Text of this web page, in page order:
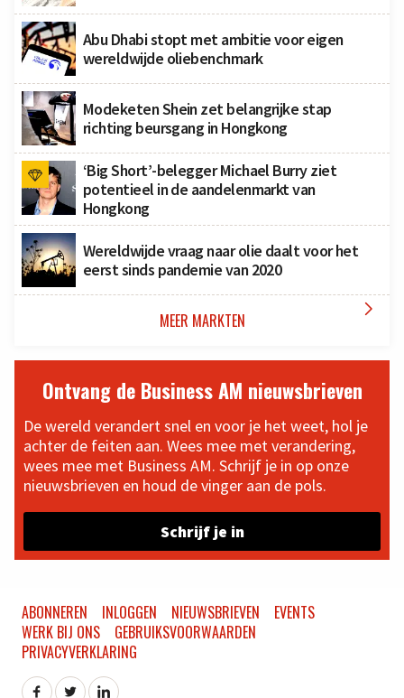
Abu Dhabi stopt met ambitie voor eigen
wereldwijde oliebenchmark
Modeketen Shein zet belangrijke stap
richting beursgang in Hongkong
‘Big Short’-belegger Michael Burry ziet
potentieel in de aandelenmarkt van
Hongkong
Wereldwijde vraag naar olie daalt voor het
eerst sinds pandemie van 2020
MEER MARKTEN 
Ontvang de Business AM nieuwsbrieven
De wereld verandert snel en voor je het weet, hol je
achter de feiten aan. Wees mee met verandering,
wees mee met Business AM. Schrijf je in op onze
nieuwsbrieven en houd de vinger aan de pols.
Schrijf je in
ABONNEREN INLOGGEN NIEUWSBRIEVEN
EVENTS
WERK BIJ ONS
GEBRUIKSVOORWAARDEN
PRIVACYVERKLARING